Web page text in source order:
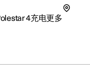
4充电更多